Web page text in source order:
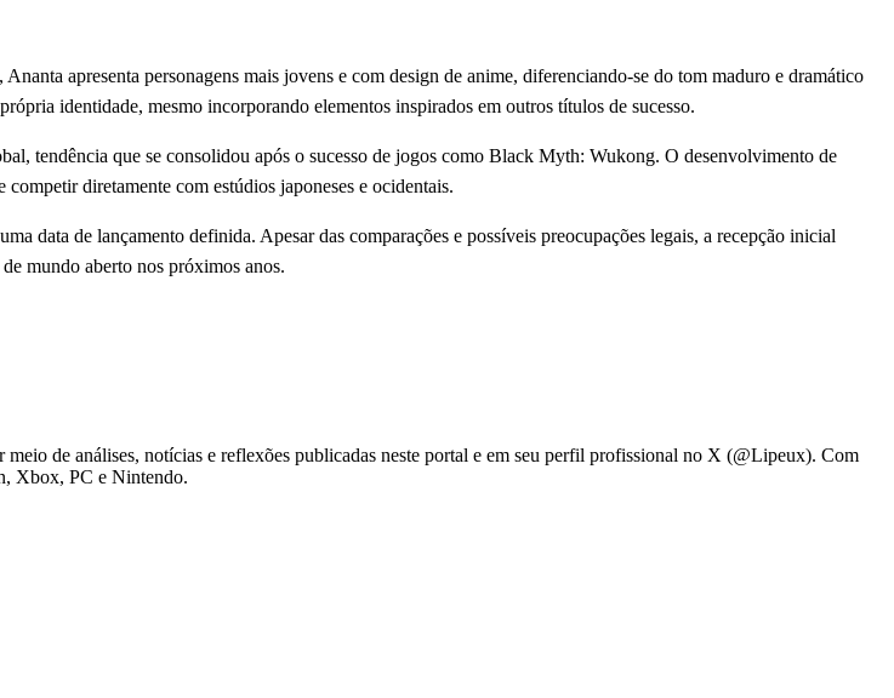
apresenta personagens mais jovens e com design de anime, diferenciando-se do tom maduro e dramático
identidade, mesmo incorporando elementos inspirados em outros títulos de sucesso.
tendência que se consolidou após o sucesso de jogos como Black Myth: Wukong. O desenvolvimento de
diretamente com estúdios japoneses e ocidentais.
data de lançamento definida. Apesar das comparações e possíveis preocupações legais, a recepção inicial
mundo aberto nos próximos anos.
de análises, notícias e reflexões publicadas neste portal e em seu perfil profissional no X (@Lipeux). Com
Xbox, PC e Nintendo.